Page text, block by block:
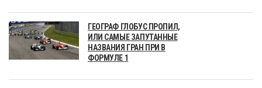
ГЕОГРАФ ГЛОБУС ПРОПИЛ,
ИЛИ САМЫЕ ЗАПУТАННЫЕ
НАЗВАНИЯ ГРАН ПРИ В
ФОРМУЛЕ 1